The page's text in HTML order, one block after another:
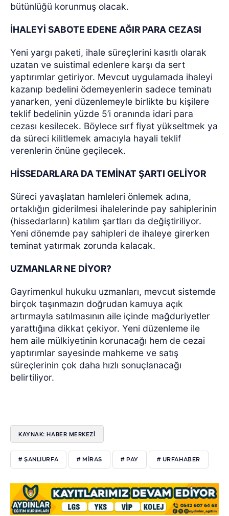
bütünlüğü korunmuş olacak.
İHALEYİ SABOTE EDENE AĞIR PARA CEZASI
Yeni yargı paketi, ihale süreçlerini kasıtlı olarak
uzatan ve suistimal edenlere karşı da sert
yaptırımlar getiriyor. Mevcut uygulamada ihaleyi
kazanıp bedelini ödemeyenlerin sadece teminatı
yanarken, yeni düzenlemeyle birlikte bu kişilere
teklif bedelinin yüzde 5’i oranında idari para
cezası kesilecek. Böylece sırf fiyat yükseltmek ya
da süreci kilitlemek amacıyla hayali teklif
verenlerin önüne geçilecek.
HİSSEDARLARA DA TEMİNAT ŞARTI GELİYOR
Süreci yavaşlatan hamleleri önlemek adına,
ortaklığın giderilmesi ihalelerinde pay sahiplerinin
(hissedarların) katılım şartları da değiştiriliyor.
Yeni dönemde pay sahipleri de ihaleye girerken
teminat yatırmak zorunda kalacak.
UZMANLAR NE DİYOR?
Gayrimenkul hukuku uzmanları, mevcut sistemde
birçok taşınmazın doğrudan kamuya açık
artırmayla satılmasının aile içinde mağduriyetler
yarattığına dikkat çekiyor. Yeni düzenleme ile
hem aile mülkiyetinin korunacağı hem de cezai
yaptırımlar sayesinde mahkeme ve satış
süreçlerinin çok daha hızlı sonuçlanacağı
belirtiliyor.
KAYNAK: HABER MERKEZİ
# ŞANLIURFA # MIRAS # PAY # URFAHABER